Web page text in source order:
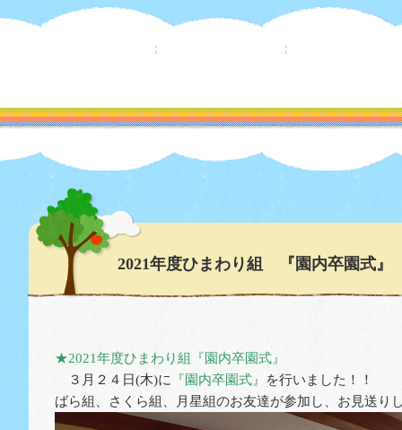
2021年度ひまわり組 『園内卒園式』
★2021年度ひまわり組『園内卒園式』
３月２４日(木)に
『園内卒園式』
を行いました！！
ばら組、さくら組、月星組のお友達が参加し、お見送り